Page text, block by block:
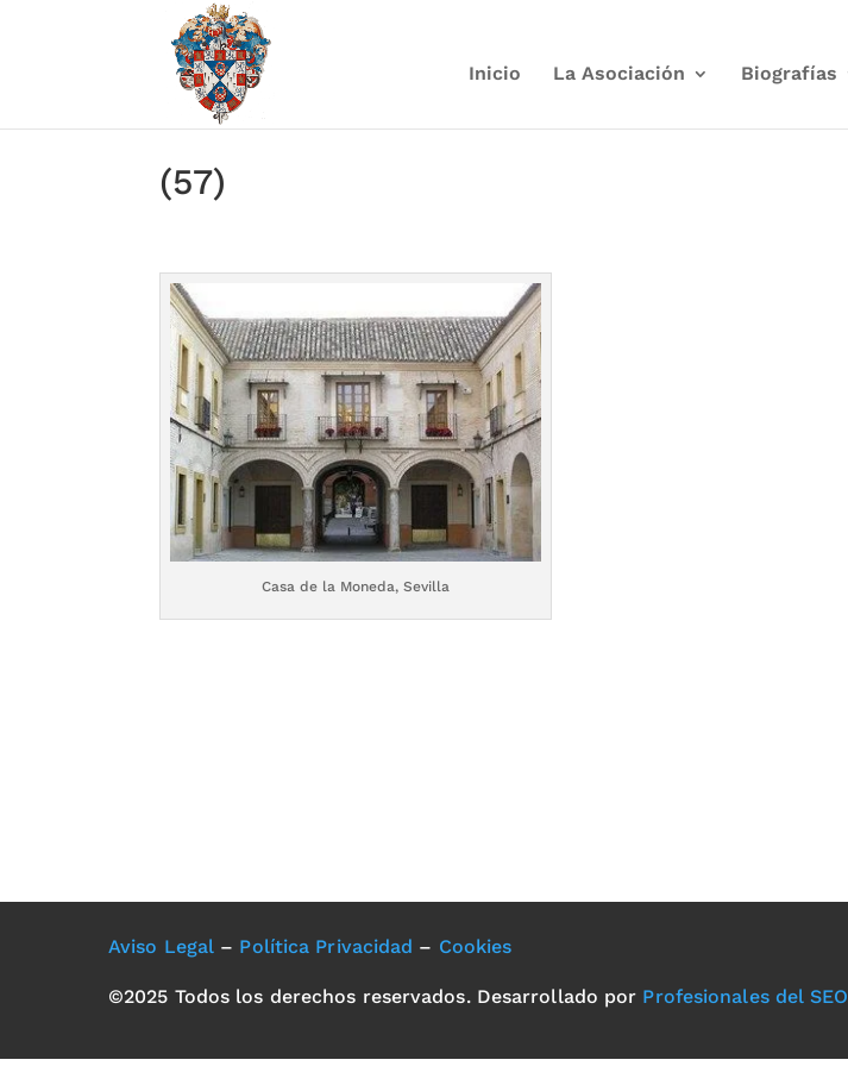
Inicio La Asociación Biografías
(57)
Casa de la Moneda, Sevilla
Aviso Legal – Política Privacidad – Cookies
©2025 Todos los derechos reservados. Desarrollado por Profesionales del SEO